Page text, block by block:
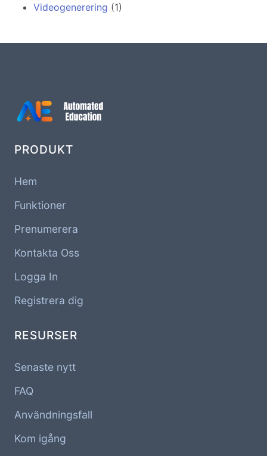
Videogenerering (1)
PRODUKT
Hem
Funktioner
Prenumerera
Kontakta Oss
Logga In
Registrera dig
RESURSER
Senaste nytt
FAQ
Användningsfall
Kom igång